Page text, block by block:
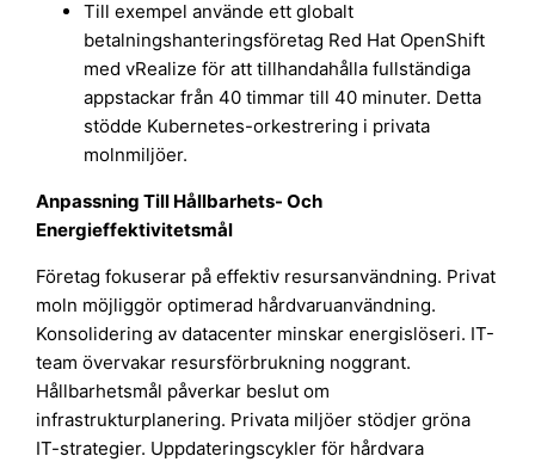
Till exempel använde ett globalt
betalningshanteringsföretag Red Hat OpenShift
med vRealize för att tillhandahålla fullständiga
appstackar från 40 timmar till 40 minuter. Detta
stödde Kubernetes-orkestrering i privata
molnmiljöer.
Anpassning Till Hållbarhets- Och
Energieffektivitetsmål
Företag fokuserar på effektiv resursanvändning. Privat
moln möjliggör optimerad hårdvaruanvändning.
Konsolidering av datacenter minskar energislöseri. IT-
team övervakar resursförbrukning noggrant.
Hållbarhetsmål påverkar beslut om
infrastrukturplanering. Privata miljöer stödjer gröna
IT-strategier. Uppdateringscykler för hårdvara